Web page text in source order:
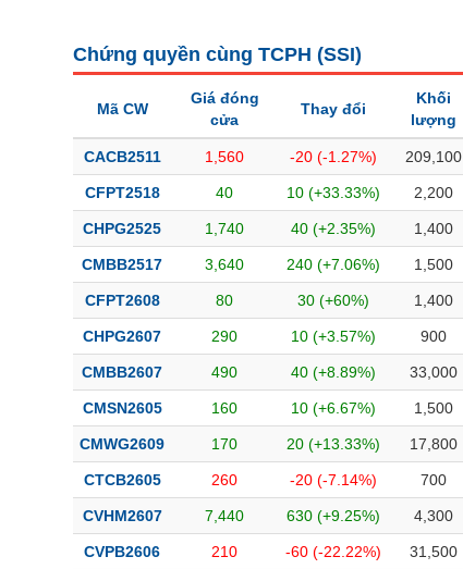
Chứng quyền cùng TCPH (SSI)
Mã CW
Giá đóng
cửa
Thay đổi
Khối
lượng
CACB2511 1,560 -20 (-1.27%) 209,100
CFPT2518 40 10 (+33.33%) 2,200
CHPG2525 1,740 40 (+2.35%) 1,400
CMBB2517 3,640 240 (+7.06%) 1,500
CFPT2608 80 30 (+60%) 1,400
CHPG2607 290 10 (+3.57%) 900
CMBB2607 490 40 (+8.89%) 33,000
CMSN2605 160 10 (+6.67%) 1,500
CMWG2609 170 20 (+13.33%) 17,800
CTCB2605 260 -20 (-7.14%) 700
CVHM2607 7,440 630 (+9.25%) 4,300
CVPB2606 210 -60 (-22.22%) 31,500
Báo cáo phân tích(-)
Thuật ngữ(-)
Dịch vụ(-)
Đào tạo
Sách tài chính
Công cụ đầu tư
Truyền thông tài chính
Dữ liệu tài chính